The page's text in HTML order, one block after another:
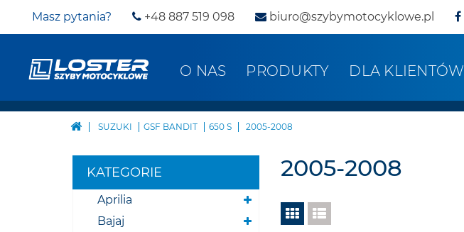
Masz pytania? +48 887 519 098 biuro@szybymotocyklowe.pl
O NAS PRODUKTY DLA KLIENTÓW
SUZUKI GSF BANDIT 650 S 2005-2008
KATEGORIE
Aprilia
Bajaj
2005-2008